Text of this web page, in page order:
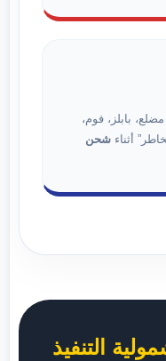
مضلع، بابلز، فوم،
أثناء شحن
التنفيذ